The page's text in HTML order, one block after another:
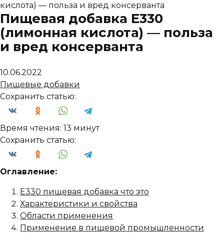
кислота) — польза и вред консерванта
Пищевая добавка Е330
(лимонная кислота) — польза
и вред консерванта
10.06.2022
Пищевые добавки
Сохранить статью:
Время чтения: 13 минут
Сохранить статью:
Оглавление:
Е330 пищевая добавка что это
Характеристики и свойства
Области применения
Применение в пищевой промышленности